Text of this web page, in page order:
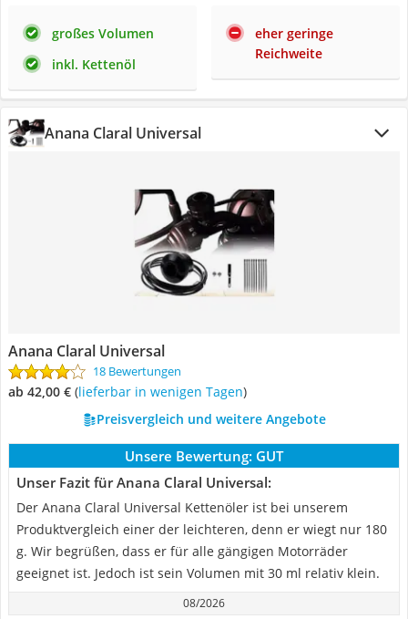
großes Volumen
inkl. Kettenöl
eher geringe
Reichweite
Anana Claral Universal
Anana Claral Universal
18 Bewertungen
ab 42,00 € ( Lieferbar in wenigen Tagen)
Preisvergleich und weitere Angebote
Unsere Bewertung: GUT
Unser Fazit für Anana Claral Universal:
Der Anana Claral Universal Kettenöler ist bei unserem
Produktvergleich einer der leichteren, denn er wiegt nur 180
g. Wir begrüßen, dass er für alle gängigen Motorräder
geeignet ist. Jedoch ist sein Volumen mit 30 ml relativ klein.
08/2026